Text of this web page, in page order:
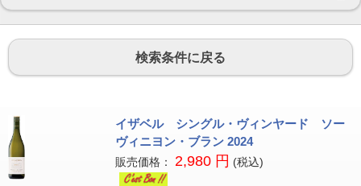
検索条件に戻る
イザベル シングル・ヴィンヤード ソー
ヴィニヨン・ブラン 2024
販売価格： 2,980 円 (税込)